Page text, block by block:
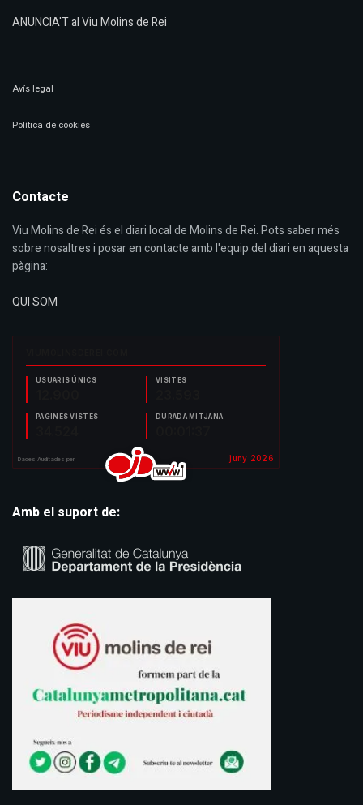
ANUNCIA'T al Viu Molins de Rei
Avís legal
Política de cookies
Contacte
Viu Molins de Rei és el diari local de Molins de Rei. Pots saber més
sobre nosaltres i posar en contacte amb l'equip del diari en aquesta
pàgina:
QUI SOM
Amb el suport de: